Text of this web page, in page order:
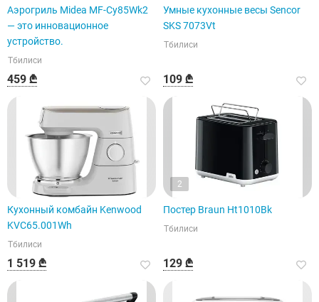
Аэрогриль Midea MF-Cy85Wk2
— это инновационное
устройство.
Тбилиси
459 ₾
Умные кухонные весы Sencor
SKS 7073Vt
Тбилиси
109 ₾
Кухонный комбайн Kenwood
KVC65.001Wh
Тбилиси
1 519 ₾
2
Постер Braun Ht1010Bk
Тбилиси
129 ₾